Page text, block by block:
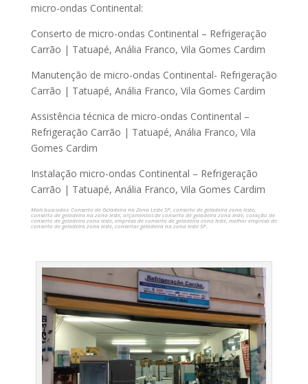
micro-ondas Continental:
Conserto de micro-ondas Continental – Refrigeração
Carrão | Tatuapé, Anália Franco, Vila Gomes Cardim
Manutenção de micro-ondas Continental- Refrigeração
Carrão | Tatuapé, Anália Franco, Vila Gomes Cardim
Assistência técnica de micro-ondas Continental –
Refrigeração Carrão | Tatuapé, Anália Franco, Vila
Gomes Cardim
Instalação micro-ondas Continental – Refrigeração
Carrão | Tatuapé, Anália Franco, Vila Gomes Cardim
Mais buscados: Conserto de Geladeira na Zona Leste SP, conserto de geladeira zona leste,
conserto de geladeira na zona leste, orçamentos de conserto de geladeira zona leste, cotação de
conserto de geladeira zona leste, empresa de conserto de geladeira zona leste, melhor empresa de
conserto de geladeira zona leste, consertar geladeira na zona leste SP.